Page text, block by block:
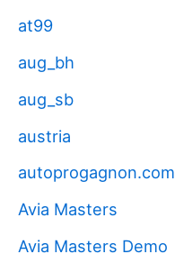
at99
aug_bh
aug_sb
austria
autoprogagnon.com
Avia Masters
Avia Masters Demo